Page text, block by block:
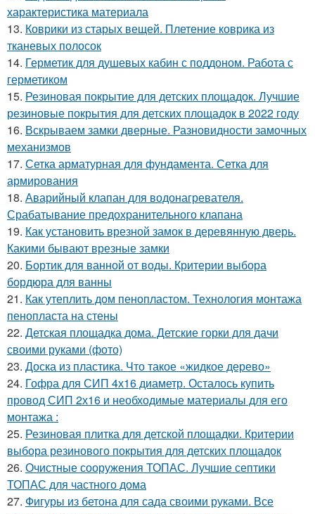
характеристика материала
13. Коврики из старых вещей. Плетение коврика из
тканевых полосок
14. Герметик для душевых кабин с поддоном. Работа с
герметиком
15. Резиновая покрытие для детских площадок. Лучшие
резиновые покрытия для детских площадок в 2022 году
16. Вскрываем замки дверные. Разновидности замочных
механизмов
17. Сетка арматурная для фундамента. Сетка для
армирования
18. Аварийный клапан для водонагревателя.
Срабатывание предохранительного клапана
19. Как установить врезной замок в деревянную дверь.
Какими бывают врезные замки
20. Бортик для ванной от воды. Критерии выбора
бордюра для ванны
21. Как утеплить дом пенопластом. Технология монтажа
пенопласта на стены
22. Детская площадка дома. Детские горки для дачи
своими руками (фото)
23. Доска из пластика. Что такое «жидкое дерево»
24. Гофра для СИП 4х16 диаметр. Осталось купить
провод СИП 2х16 и необходимые материалы для его
монтажа :
25. Резиновая плитка для детской площадки. Критерии
выбора резинового покрытия для детских площадок
26. Очистные сооружения ТОПАС. Лучшие септики
ТОПАС для частного дома
27. Фигуры из бетона для сада своими руками. Все